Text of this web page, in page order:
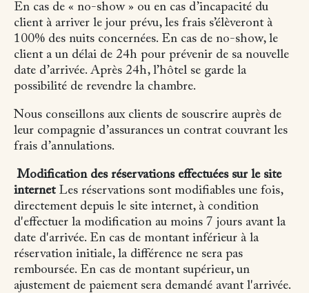
En cas de « no-show » ou en cas d’incapacité du
client à arriver le jour prévu, les frais s’élèveront à
100% des nuits concernées. En cas de no-show, le
client a un délai de 24h pour prévenir de sa nouvelle
date d’arrivée. Après 24h, l’hôtel se garde la
possibilité de revendre la chambre.
Nous conseillons aux clients de souscrire auprès de
leur compagnie d’assurances un contrat couvrant les
frais d’annulations.
Modification des réservations effectuées sur le site
internet Les réservations sont modifiables une fois,
directement depuis le site internet, à condition
d'effectuer la modification au moins 7 jours avant la
date d'arrivée. En cas de montant inférieur à la
réservation initiale, la différence ne sera pas
remboursée. En cas de montant supérieur, un
ajustement de paiement sera demandé avant l'arrivée.